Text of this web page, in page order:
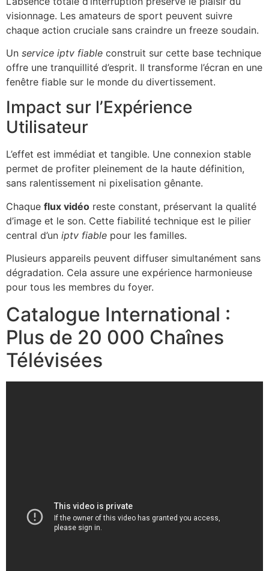
visionnage. Les amateurs de sport peuvent suivre
chaque action cruciale sans craindre un freeze soudain.
Un service iptv fiable construit sur cette base technique
offre une tranquillité d’esprit. Il transforme l’écran en une
fenêtre fiable sur le monde du divertissement.
Impact sur l’Expérience
Utilisateur
L’effet est immédiat et tangible. Une connexion stable
permet de profiter pleinement de la haute définition,
sans ralentissement ni pixelisation gênante.
Chaque flux vidéo reste constant, préservant la qualité
d’image et le son. Cette fiabilité technique est le pilier
central d’un iptv fiable pour les familles.
Plusieurs appareils peuvent diffuser simultanément sans
dégradation. Cela assure une expérience harmonieuse
pour tous les membres du foyer.
Catalogue International :
Plus de 20 000 Chaînes
Télévisées